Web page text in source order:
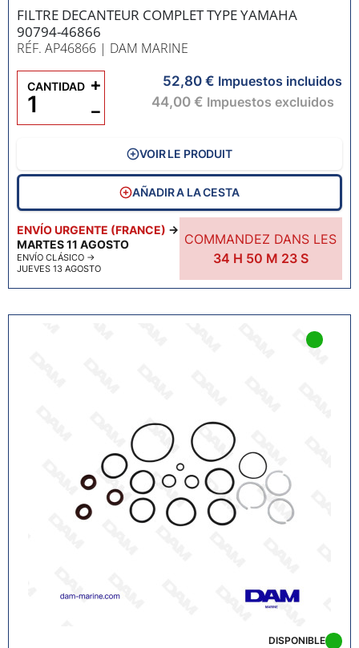
FILTRE DECANTEUR COMPLET TYPE YAMAHA
90794-46866
RÉF. AP46866 | DAM MARINE
ENVÍO URGENTE (FRANCE) →
MARTES 11 AGOSTO
ENVÍO CLÁSICO →
JUEVES 13 AGOSTO
COMMANDEZ DANS LES
34 H 50 M 22S
52,80 € Impuestos incluidos
44,00 € Impuestos excluidos
CANTIDAD
−
+
VOIR LE PRODUIT
AÑADIR A LA CESTA
DISPONIBLE